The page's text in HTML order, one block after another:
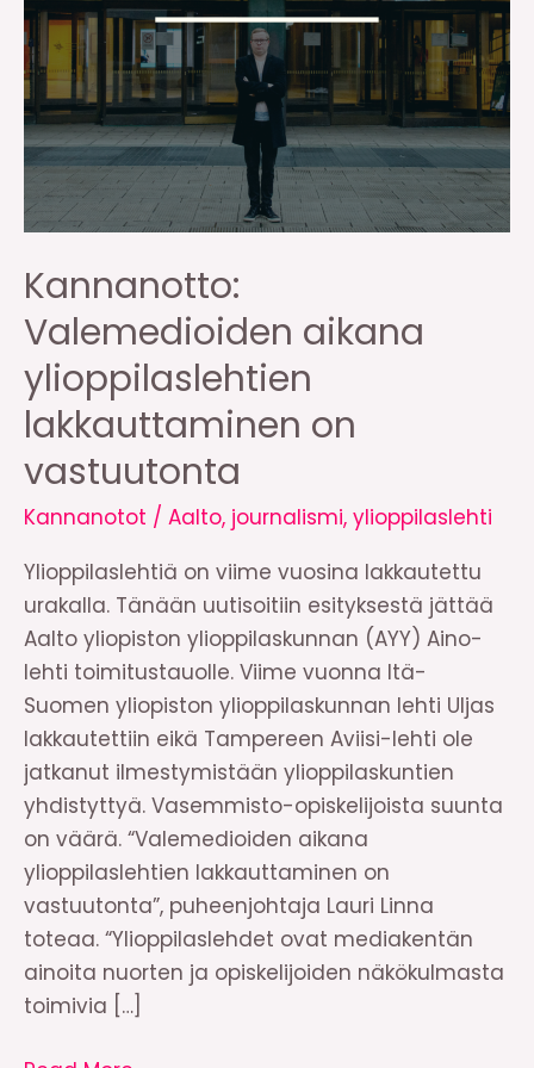
Kannanotto:
Valemedioiden aikana
ylioppilaslehtien
lakkauttaminen on
vastuutonta
Kannanotot / Aalto, journalismi, ylioppilaslehti
Ylioppilaslehtiä on viime vuosina lakkautettu
urakalla. Tänään uutisoitiin esityksestä jättää
Aalto yliopiston ylioppilaskunnan (AYY) Aino-
lehti toimitustauolle. Viime vuonna Itä-
Suomen yliopiston ylioppilaskunnan lehti Uljas
lakkautettiin eikä Tampereen Aviisi-lehti ole
jatkanut ilmestymistään ylioppilaskuntien
yhdistyttyä. Vasemmisto-opiskelijoista suunta
on väärä. “Valemedioiden aikana
ylioppilaslehtien lakkauttaminen on
vastuutonta”, puheenjohtaja Lauri Linna
toteaa. “Ylioppilaslehdet ovat mediakentän
ainoita nuorten ja opiskelijoiden näkökulmasta
toimivia […]